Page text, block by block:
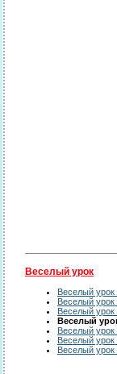
Веселый урок
Веселый
Веселый
Веселый
Веселый
Веселый
Веселый
Веселый